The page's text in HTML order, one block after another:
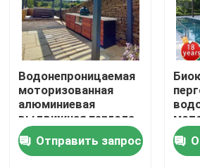
Алюминиевая Retractable
газебо крыши металла
Газебо китайского стиля
Водонепроницаемая
моторизованная
алюминиевая
выдвижная пергола
с ламельной крышей
из алюминиевого
сплава 6063-T5
Отправить запрос